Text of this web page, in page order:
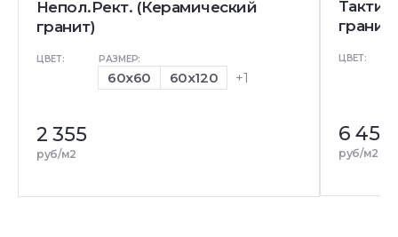
Непол.Рект. (Керамический
гранит)
ЦВЕТ: РАЗМЕР:
60x60 60x120 +1
2 355
руб/м2
ЦВЕТ:
6 455
руб/м2